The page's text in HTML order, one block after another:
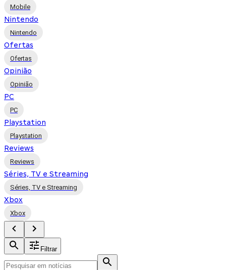
Mobile
Nintendo
Nintendo
Ofertas
Ofertas
Opinião
Opinião
PC
PC
Playstation
Playstation
Reviews
Reviews
Séries, TV e Streaming
Séries, TV e Streaming
Xbox
Xbox
Filtrar